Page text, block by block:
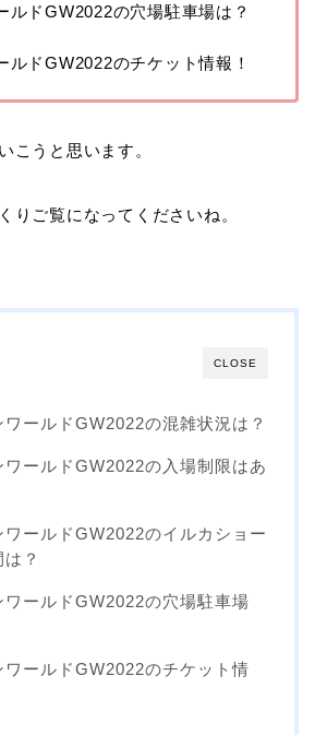
ルドGW2022の穴場駐車場は？
ルドGW2022のチケット情報！
こうと思います。
りご覧になってくださいね。
CLOSE
ールドGW2022の混雑状況は？
ワールドGW2022の入場制限はあ
ワールドGW2022のイルカショー
？
ワールドGW2022の穴場駐車場
ワールドGW2022のチケット情